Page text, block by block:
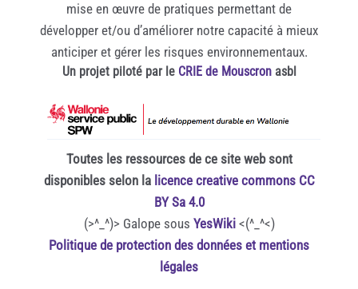
mise en œuvre de pratiques permettant de
développer et/ou d’améliorer notre capacité à mieux
anticiper et gérer les risques environnementaux.
Un projet piloté par le CRIE de Mouscronasbl
Toutes les ressources de ce site web sont
disponibles selon la licence creative commons CC
BY Sa 4.0
(>^_^)> Galope sous YesWiki<(^_^<)
Politique de protection des données et mentions
légales